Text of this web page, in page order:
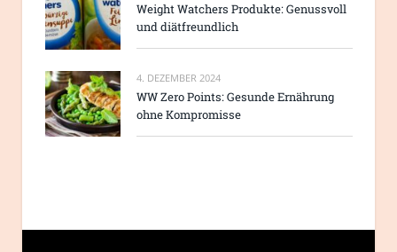
Weight Watchers Produkte: Genussvoll
und diätfreundlich
4. DEZEMBER 2024
WW Zero Points: Gesunde Ernährung
ohne Kompromisse